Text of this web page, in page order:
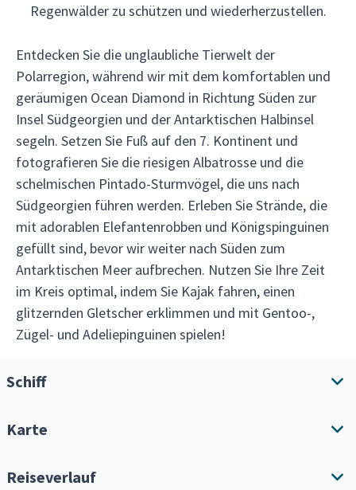
Regenwälder zu schützen und wiederherzustellen.
Entdecken Sie die unglaubliche Tierwelt der
Polarregion, während wir mit dem komfortablen und
geräumigen Ocean Diamond in Richtung Süden zur
Insel Südgeorgien und der Antarktischen Halbinsel
segeln. Setzen Sie Fuß auf den 7. Kontinent und
fotografieren Sie die riesigen Albatrosse und die
schelmischen Pintado-Sturmvögel, die uns nach
Südgeorgien führen werden. Erleben Sie Strände, die
mit adorablen Elefantenrobben und Königspinguinen
gefüllt sind, bevor wir weiter nach Süden zum
Antarktischen Meer aufbrechen. Nutzen Sie Ihre Zeit
im Kreis optimal, indem Sie Kajak fahren, einen
glitzernden Gletscher erklimmen und mit Gentoo-,
Zügel- und Adeliepinguinen spielen!
Schiff
Karte
Reiseverlauf